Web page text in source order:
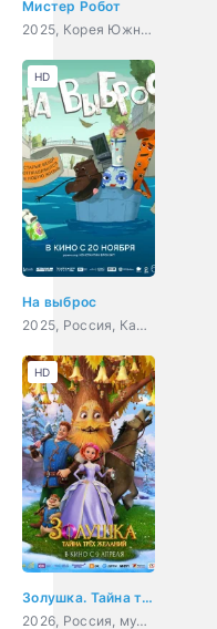
Мистер Робот
2025, Корея Южная, мультфильм, боевик, фантастика
На выброс
2025, Россия, Канада, мультфильм, приключения
HD
Золушка. Тайна трёх желаний
2026, Россия, мультфильм, фэнтези
HD